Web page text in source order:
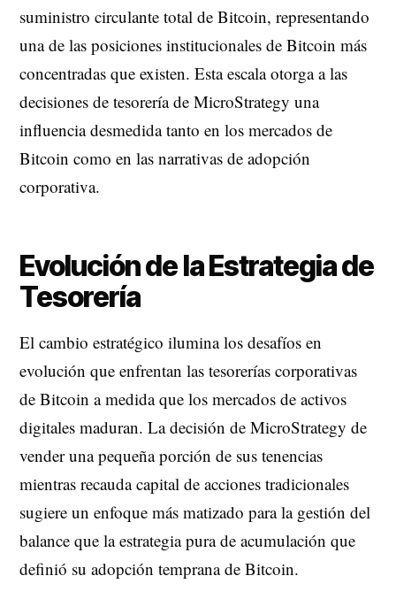
suministro circulante total de Bitcoin, representando
una de las posiciones institucionales de Bitcoin más
concentradas que existen. Esta escala otorga a las
decisiones de tesorería de MicroStrategy una
influencia desmedida tanto en los mercados de
Bitcoin como en las narrativas de adopción
corporativa.
Evolución de la Estrategia de
Tesorería
El cambio estratégico ilumina los desafíos en
evolución que enfrentan las tesorerías corporativas
de Bitcoin a medida que los mercados de activos
digitales maduran. La decisión de MicroStrategy de
vender una pequeña porción de sus tenencias
mientras recauda capital de acciones tradicionales
sugiere un enfoque más matizado para la gestión del
balance que la estrategia pura de acumulación que
definió su adopción temprana de Bitcoin.